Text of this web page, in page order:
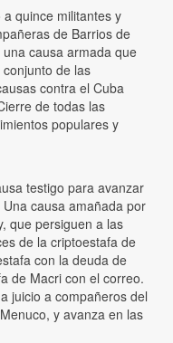
quince militantes y
de Barrios de
causa armada que
de las
contra el Cuba
de todas las
populares y
testigo para avanzar
causa amañada por
que persiguen a las
de la criptoestafa de
con la deuda de
de Macri con el correo.
juicio a compañeros del
y avanza en las